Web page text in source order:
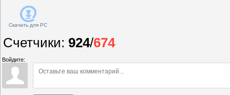
Скачать для PC
Счетчики: 924/674
Войдите: